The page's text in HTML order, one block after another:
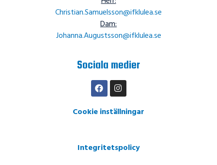
Christian.Samuelsson@ifklulea.se
Dam:
Johanna.Augustsson@ifklulea.se
Sociala medier
Cookie inställningar
Integritetspolicy